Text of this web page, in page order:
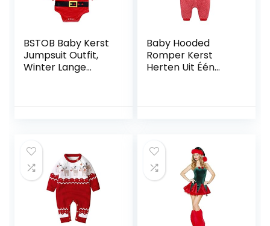
BSTOB Baby Kerst
Jumpsuit Outfit,
Winter Lange
Baby Hooded
Romper Kerst
Herten Uit Één
Baby
Snowsuit,Red,73cm